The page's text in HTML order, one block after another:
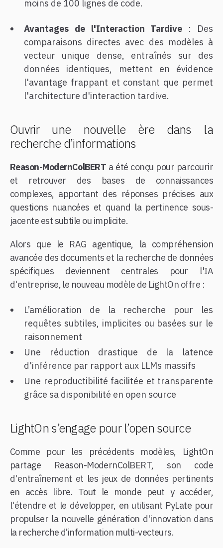
moins de 100 lignes de code.
Avantages de l'Interaction Tardive : Des
comparaisons directes avec des modèles à
vecteur unique dense, entraînés sur des
données identiques, mettent en évidence
l'avantage frappant et constant que permet
l'architecture d'interaction tardive.
Ouvrir une nouvelle ère dans la
recherche d’informations
Reason-ModernColBERT a été conçu pour parcourir
et retrouver des bases de connaissances
complexes, apportant des réponses précises aux
questions nuancées et quand la pertinence sous-
jacente est subtile ou implicite.
Alors que le RAG agentique, la compréhension
avancée des documents et la recherche de données
spécifiques deviennent centrales pour l'IA
d'entreprise, le nouveau modèle de LightOn offre :
L’amélioration de la recherche pour les
requêtes subtiles, implicites ou basées sur le
raisonnement
Une réduction drastique de la latence
d'inférence par rapport aux LLMs massifs
Une reproductibilité facilitée et transparente
grâce sa disponibilité en open source
LightOn s’engage pour l’open source
Comme pour les précédents modèles, LightOn
partage Reason-ModernColBERT, son code
d'entraînement et les jeux de données pertinents
en accès libre. Tout le monde peut y accéder,
l'étendre et le développer, en utilisant PyLate pour
propulser la nouvelle génération d'innovation dans
la recherche d’information multi-vecteurs.